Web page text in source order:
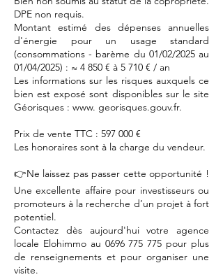
DPE non requis.
Montant estimé des dépenses annuelles
d'énergie pour un usage standard
(consommations - barème du 01/02/2025 au
01/04/2025) : ≈ 4 850 € à 5 710 € / an
Les informations sur les risques auxquels ce
bien est exposé sont disponibles sur le site
Géorisques : www. georisques.gouv.fr.
Prix de vente TTC : 597 000 €
Les honoraires sont à la charge du vendeur.
👉Ne laissez pas passer cette opportunité !
Une excellente affaire pour investisseurs ou
promoteurs à la recherche d’un projet à fort
potentiel.
Contactez dès aujourd'hui votre agence
locale Elohimmo au 0696 775 775 pour plus
de renseignements et pour organiser une
visite.